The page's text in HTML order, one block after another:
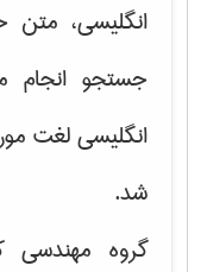
انگلیسی، متن
جستجو انجام
انگلیسی لغت
شد.
گروه مهندسی